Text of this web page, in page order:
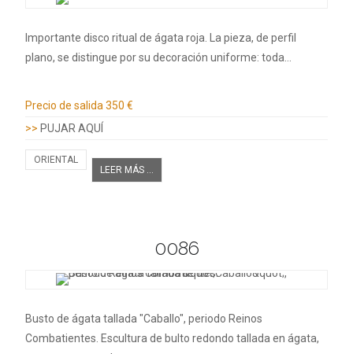
Importante disco ritual de ágata roja. La pieza, de perfil
plano, se distingue por su decoración uniforme: toda…
Precio de salida 350 €
>> PUJAR AQUÍ
ORIENTAL
LEER MÁS ...
0086
Busto de ágata tallada "Caballo", periodo Reinos
Combatientes. Escultura de bulto redondo tallada en ágata,